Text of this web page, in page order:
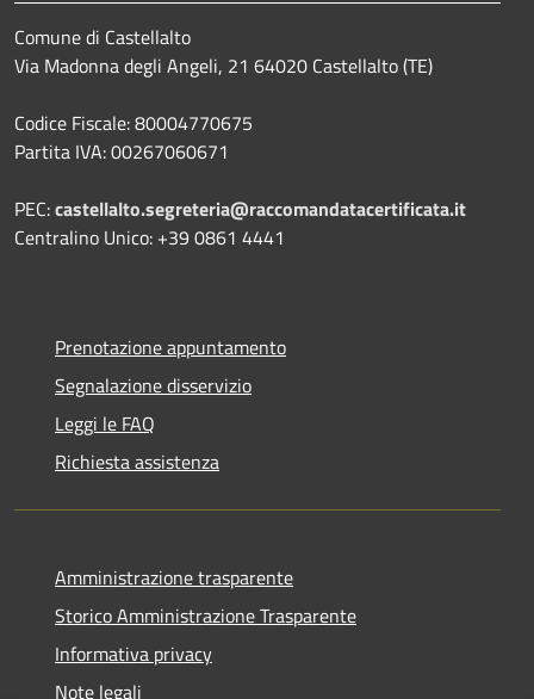
Comune di Castellalto
Via Madonna degli Angeli, 21 64020 Castellalto (TE)
Codice Fiscale: 80004770675
Partita IVA: 00267060671
PEC:castellalto.segreteria@raccomandatacertificata.it
Centralino Unico: +39 0861 4441
Prenotazione appuntamento
Segnalazione disservizio
Leggi le FAQ
Richiesta assistenza
Amministrazione trasparente
Storico Amministrazione Trasparente
Informativa privacy
Note legali